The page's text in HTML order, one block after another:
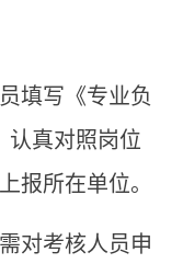
填写《专业负
认真对照岗位
报所在单位。
对考核人员申